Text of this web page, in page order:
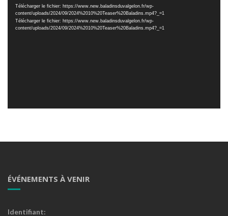
vidéo
Télécharger le fichier: https://www.new.baladinsduvalgelon.fr/wp-
content/uploads/2024/09/2024%2010%20Teaser%20Baladins.mp4?_=1
Télécharger le fichier: https://www.new.baladinsduvalgelon.fr/wp-
content/uploads/2024/09/2024%2010%20Teaser%20Baladins.mp4?_=1
ÉVÉNEMENTS À VENIR
Identifiant: